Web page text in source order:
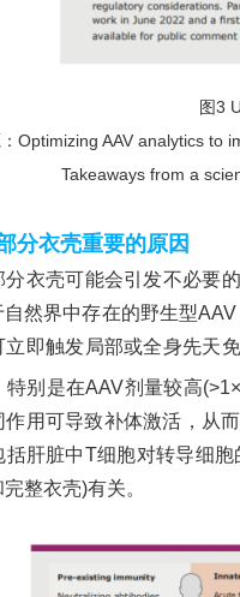
图3
Optimizing AAV analytics to
Takeaways from a
分衣壳重要的原因
分衣壳可能会引发不必要
自然界中存在的野生型
立即触发局部或全身先天
特别是在AAV剂量较高
作用可导致补体激活，从
括肝脏中T细胞对转导细
整衣壳)有关。